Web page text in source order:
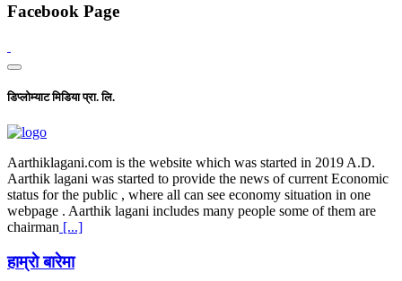
Facebook Page
डिप्लोम्याट मिडिया प्रा. लि.
Aarthiklagani.com is the website which was started in 2019 A.D.
Aarthik lagani was started to provide the news of current Economic
status for the public , where all can see economy situation in one
webpage . Aarthik lagani includes many people some of them are
chairman [...]
हाम्राे बारेमा